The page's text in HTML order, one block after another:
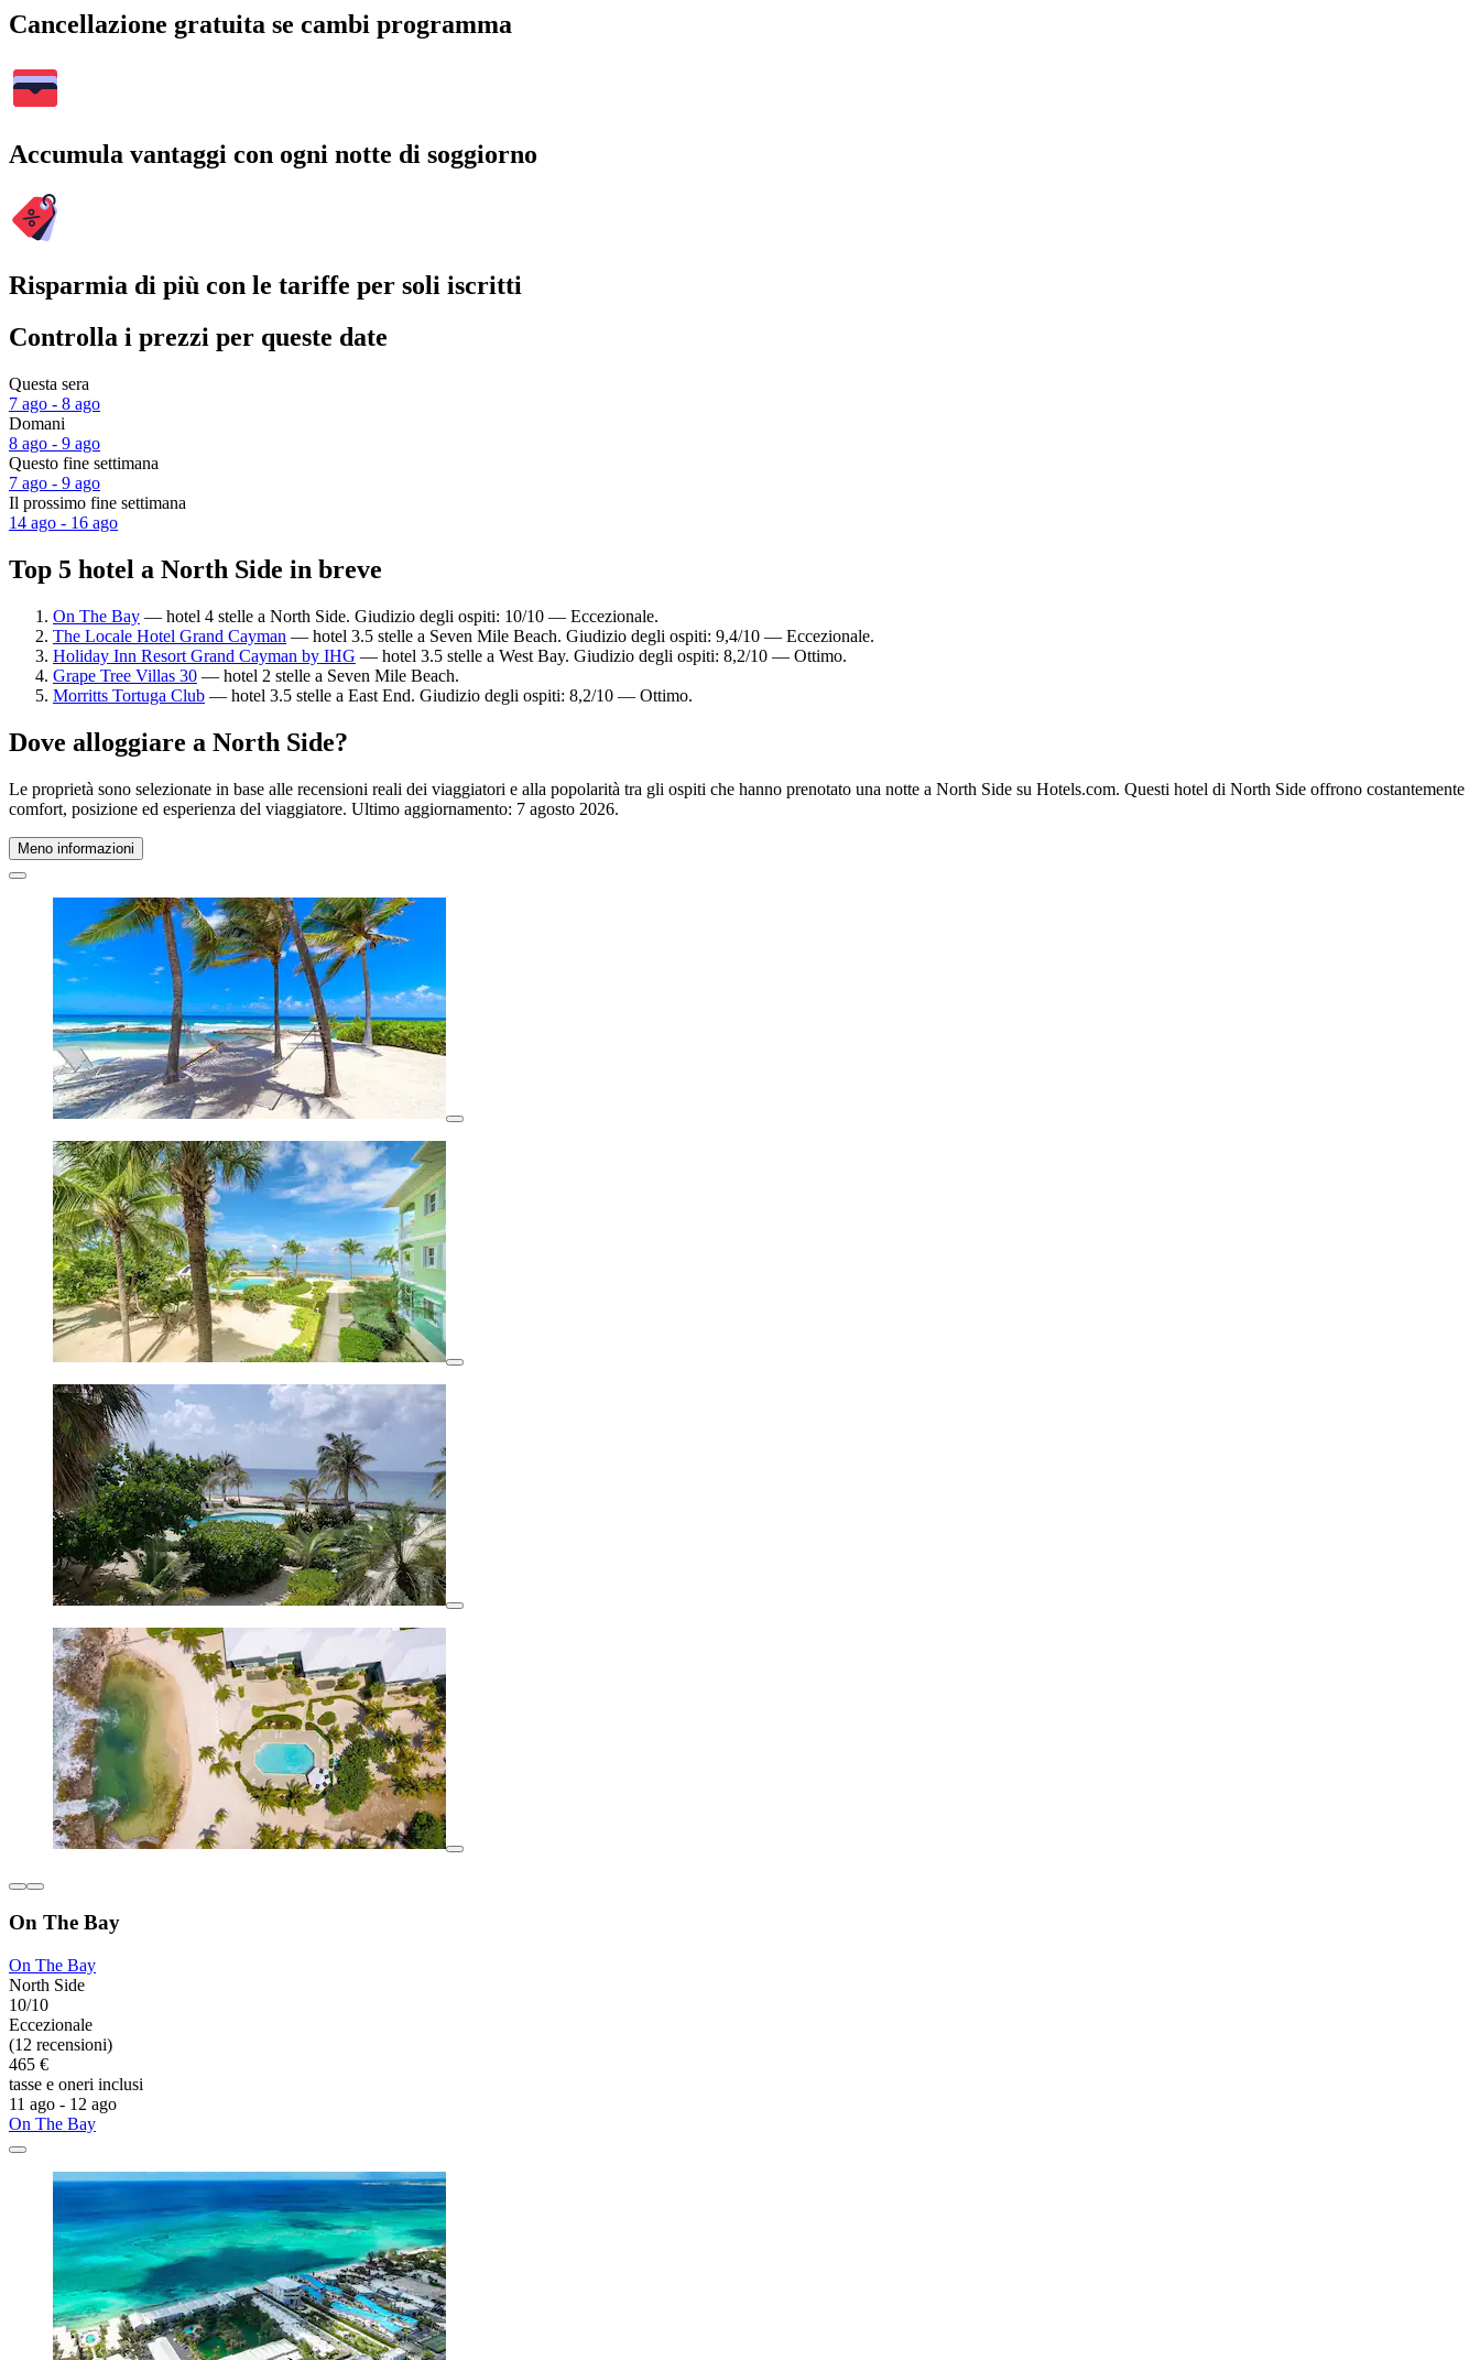
Cancellazione gratuita se cambi programma
Accumula vantaggi con ogni notte di soggiorno
Risparmia di più con le tariffe per soli iscritti
Controlla i prezzi per queste date
Questa sera
7 ago - 8 ago
Domani
8 ago - 9 ago
Questo fine settimana
7 ago - 9 ago
Il prossimo fine settimana
14 ago - 16 ago
Top 5 hotel a North Side in breve
On The Bay — hotel 4 stelle a North Side. Giudizio degli ospiti: 10/10 — Eccezionale.
The Locale Hotel Grand Cayman — hotel 3.5 stelle a Seven Mile Beach. Giudizio degli ospiti: 9,4/10 — Eccezionale.
Holiday Inn Resort Grand Cayman by IHG — hotel 3.5 stelle a West Bay. Giudizio degli ospiti: 8,2/10 — Ottimo.
Grape Tree Villas 30 — hotel 2 stelle a Seven Mile Beach.
Morritts Tortuga Club — hotel 3.5 stelle a East End. Giudizio degli ospiti: 8,2/10 — Ottimo.
Dove alloggiare a North Side?
Le proprietà sono selezionate in base alle recensioni reali dei viaggiatori e alla popolarità tra gli ospiti che hanno prenotato una notte a North Side su Hotels.com. Questi hotel di North Side offrono costantemente
comfort, posizione ed esperienza del viaggiatore. Ultimo aggiornamento: 7 agosto 2026.
Meno informazioni
On The Bay
On The Bay
North Side
10/10
Eccezionale
(12 recensioni)
465 €
tasse e oneri inclusi
11 ago - 12 ago
On The Bay